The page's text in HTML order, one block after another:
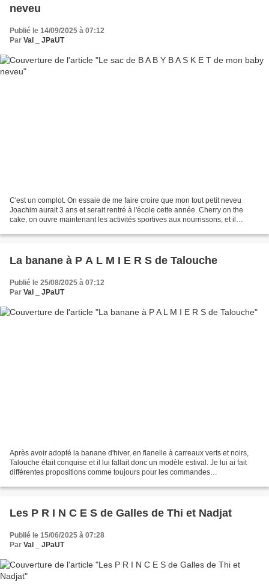
neveu
Publié le 14/09/2025 à 07:12
Par Val _ JPaUT
C'est un complot. On essaie de me faire croire que mon tout petit neveu
Joachim aurait 3 ans et serait rentré à l'école cette année. Cherry on the
cake, on ouvre maintenant les activités sportives aux nourrissons, et il
La banane à P A L M I E R S de Talouche
Publié le 25/08/2025 à 07:12
Par Val _ JPaUT
Après avoir adopté la banane d'hiver, en flanelle à carreaux verts et noirs,
Talouche était conquise et il lui fallait donc un modèle estival. Je lui ai fait
différentes propositions comme toujours pour les commandes
Les P R I N C E S de Galles de Thi et Nadjat
Publié le 15/06/2025 à 07:28
Par Val _ JPaUT